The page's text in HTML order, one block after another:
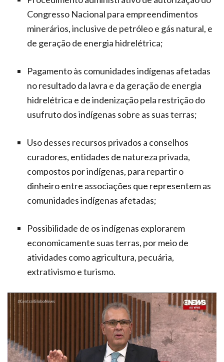
Congresso Nacional para empreendimentos
minerários, inclusive de petróleo e gás natural, e
de geração de energia hidrelétrica;
Pagamento às comunidades indígenas afetadas
no resultado da lavra e da geração de energia
hidrelétrica e de indenização pela restrição do
usufruto dos indígenas sobre as suas terras;
Uso desses recursos privados a conselhos
curadores, entidades de natureza privada,
compostos por indígenas, para repartir o
dinheiro entre associações que representem as
comunidades indígenas afetadas;
Possibilidade de os indígenas explorarem
economicamente suas terras, por meio de
atividades como agricultura, pecuária,
extrativismo e turismo.